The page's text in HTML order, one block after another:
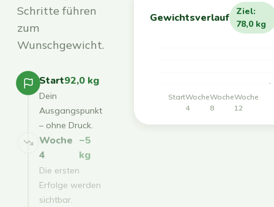
Schritte führen
zum
Wunschgewicht.
Start92,0 kg
Dein
Ausgangspunkt
– ohne Druck.
Woche
4
−5
kg
Die ersten
Erfolge werden
sichtbar.
Gewichtsverlauf
Ziel:
78,0 kg
StartWoche
4
Woche
8
Woche
12